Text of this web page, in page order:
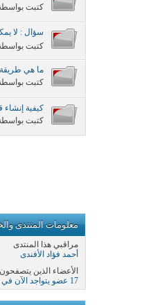
كتبت
سؤال : لا
كتبت
ما هي طريقة
كتبت
كيفية
كتبت
معلومات المنتدى
مراقبي هذا المنتدى
أحمد فؤاد الأفندى
الأعضاء الذين
17 عضو يتواجد الآن في المنتدى